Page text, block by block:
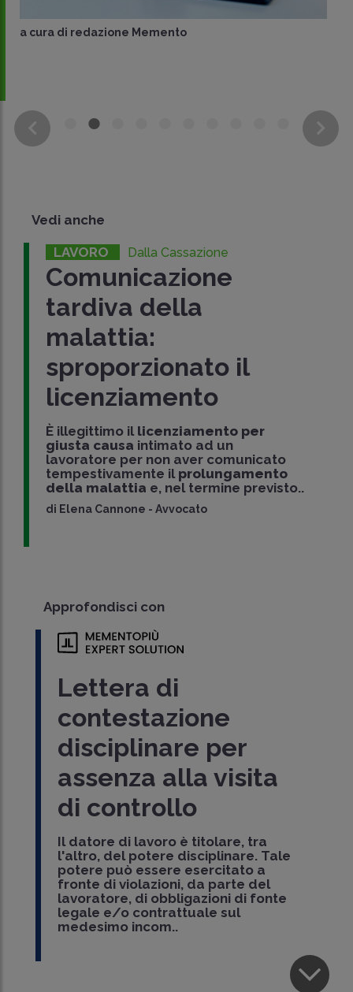
a cura di redazione Memento
Vedi anche
LAVORO Dalla Cassazione
Comunicazione
tardiva della
malattia:
sproporzionato il
licenziamento
È illegittimo il licenziamento per
giusta causa intimato ad un
lavoratore per non aver comunicato
tempestivamente il prolungamento
della malattia e, nel termine previsto..
di Elena Cannone -Avvocato
Approfondisci con
Lettera di
contestazione
disciplinare per
assenza alla visita
di controllo
Il datore di lavoro è titolare, tra
l'altro, del potere disciplinare. Tale
potere può essere esercitato a
fronte di violazioni, da parte del
lavoratore, di obbligazioni di fonte
legale e/o contrattuale sul
medesimo incom..